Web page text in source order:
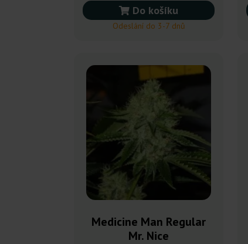
Do košíku
Odeslání do 3-7 dnů
Medicine Man Regular
Mr. Nice